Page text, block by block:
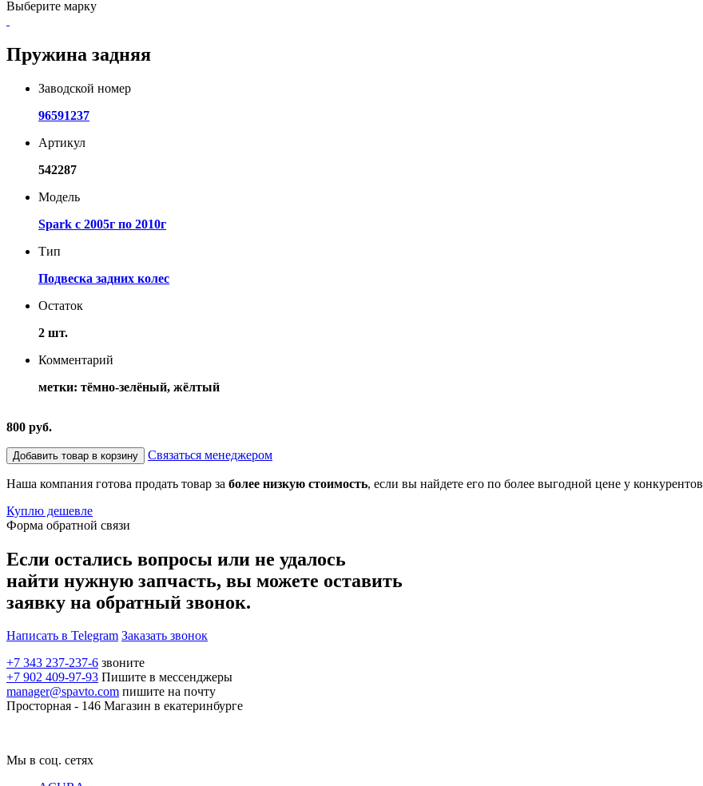
Выберите марку
Пружина задняя
Заводской номер
96591237
Артикул
542287
Модель
Spark с 2005г по 2010г
Тип
Подвеска задних колес
Остаток
2 шт.
Комментарий
метки: тёмно-зелёный, жёлтый
800 руб.
Добавить товар в корзину Связаться менеджером
Наша компания готова продать товар за более низкую стоимость, если вы найдете его по более выгодной цене у конкурентов
Куплю дешевле
Форма обратной связи
Если остались вопросы или не удалось
найти нужную запчасть, вы можете оставить
заявку на обратный звонок.
Написать в Telegram Заказать звонок
+7 343 237-237-6 звоните
+7 902 409-97-93 Пишите в мессенджеры
manager@spavto.com пишите на почту
Просторная - 146 Магазин в екатеринбурге
Мы в соц. сетях